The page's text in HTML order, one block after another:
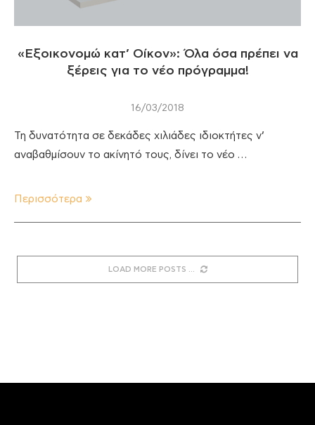
«Εξοικονομώ κατ’ Οίκον»: Όλα όσα πρέπει να
ξέρεις για το νέο πρόγραμμα!
16/03/2018
Τη δυνατότητα σε δεκάδες χιλιάδες ιδιοκτήτες ν’
αναβαθμίσουν το ακίνητό τους, δίνει το νέο …
Περισσότερα
LOAD MORE POSTS